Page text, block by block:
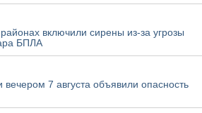
включили сирены из-за угрозы
БПЛА
вечером 7 августа объявили опасность